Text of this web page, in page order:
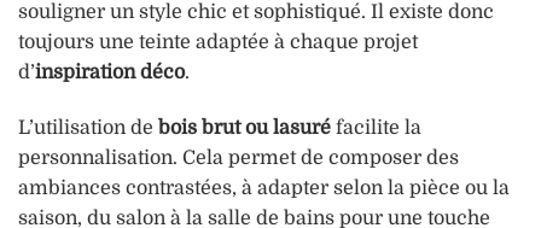
souligner un style chic et sophistiqué. Il existe donc
toujours une teinte adaptée à chaque projet
d’inspiration déco.
L’utilisation de bois brut ou lasuré facilite la
personnalisation. Cela permet de composer des
ambiances contrastées, à adapter selon la pièce ou la
saison, du salon à la salle de bains pour une touche